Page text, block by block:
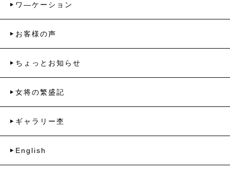
ワ―ケーション
お客様の声
ちょっとお知らせ
女将の繁盛記
ギャラリー杢
English